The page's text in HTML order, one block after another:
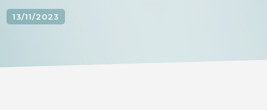
13/11/2023